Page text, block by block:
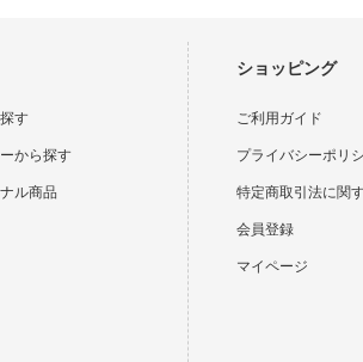
す
から探す
ル商品
ショッピング
ご利用ガイド
プライバシーポリ
特定商取引法に関
会員登録
マイページ